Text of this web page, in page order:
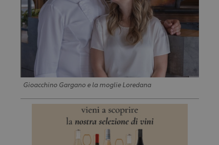
Gioacchino Gargano e la moglie Loredana